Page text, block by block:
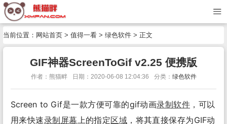
当前位置： 网站首页 > 值得一看 > 绿色软件 > 正文
GIF神器ScreenToGif v2.25 便携版
作者：熊猫畔 日期：2020-06-08 12:04:36 分类： 绿色软件
Screen to Gif是一款方便可靠的gif动画录制软件 ，可以
用来快速录制 屏幕上的指定区域 ，将其直接保存为GIF动